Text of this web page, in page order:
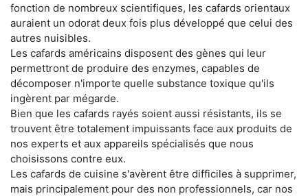
fonction de nombreux scientifiques, les cafards orientaux
auraient un odorat deux fois plus développé que celui des
autres nuisibles.
Les cafards américains disposent des gènes qui leur
permettront de produire des enzymes, capables de
décomposer n'importe quelle substance toxique qu'ils
ingèrent par mégarde.
Bien que les cafards rayés soient aussi résistants, ils se
trouvent être totalement impuissants face aux produits de
nos experts et aux appareils spécialisés que nous
choisissons contre eux.
Les cafards de cuisine s'avèrent être difficiles à supprimer,
mais principalement pour des non professionnels, car nos